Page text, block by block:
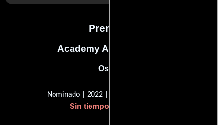
Premios
Academy Awards, USA
Oscar
Nominado | 2022 | Mejor sonido
Sin tiempo para morir